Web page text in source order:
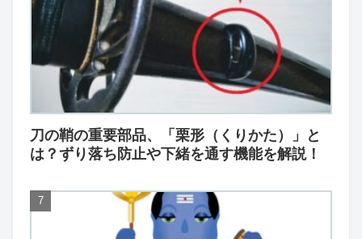
刀の鞘の重要部品、「栗形（くりかた）」と
は？ずり落ち防止や下緒を通す機能を解説！